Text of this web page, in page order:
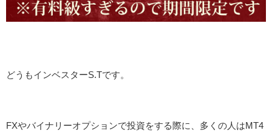
どうもインベスターS.Tです。
FXやバイナリーオプションで投資をする際に、多くの人はMT4